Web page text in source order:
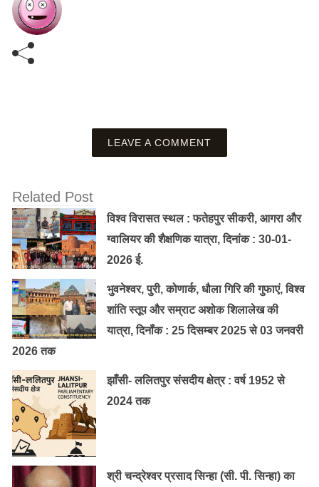
LEAVE A COMMENT
Related Post
विश्व विरासत स्थल : फतेहपुर सीकरी, आगरा और
ग्वालियर की शैक्षणिक यात्रा, दिनांक : 30-01-
2026 ई.
भुवनेश्वर, पुरी, कोणार्क, धौला गिरि की गुफाएं, विश्व
शांति स्तूप और सम्राट अशोक शिलालेख की
यात्रा, दिनॉंक : 25 दिसम्बर 2025 से 03 जनवरी
2026 तक
झाँसी- ललितपुर संसदीय क्षेत्र : वर्ष 1952 से
2024 तक
श्री चन्द्रेश्वर प्रसाद सिन्हा (सी. पी. सिन्हा) का